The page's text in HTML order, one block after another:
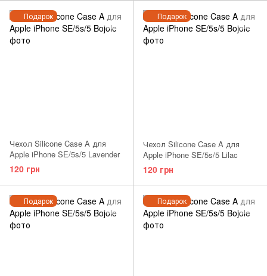
Подарок
Чехол Silicone Case A для
Apple iPhone SE/5s/5 Lavender
120 грн
Подарок
Чехол Silicone Case A для
Apple iPhone SE/5s/5 Lilac
120 грн
Подарок Подарок